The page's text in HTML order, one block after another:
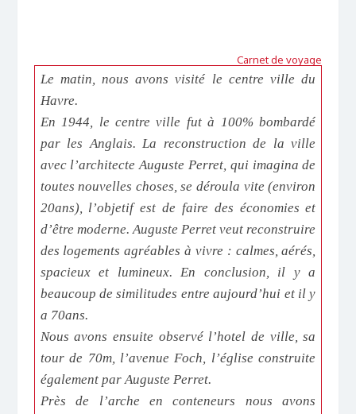
Carnet de voyage
Le matin, nous avons visité le centre ville du
Havre.
En 1944, le centre ville fut à 100% bombardé
par les Anglais. La reconstruction de la ville
avec l’architecte Auguste Perret, qui imagina de
toutes nouvelles choses, se déroula vite (environ
20ans), l’objetif est de faire des économies et
d’être moderne. Auguste Perret veut reconstruire
des logements agréables à vivre : calmes, aérés,
spacieux et lumineux. En conclusion, il y a
beaucoup de similitudes entre aujourd’hui et il y
a 70ans.
Nous avons ensuite observé l’hotel de ville, sa
tour de 70m, l’avenue Foch, l’église construite
également par Auguste Perret.
Près de l’arche en conteneurs nous avons